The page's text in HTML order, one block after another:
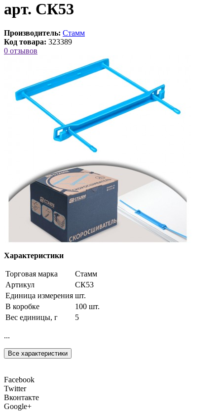
арт. СК53
Производитель: Стамм
Код товара: 323389
0 отзывов
Характеристики
Торговая марка
Стамм
Артикул
СК53
Единица измерения шт.
В коробке
100 шт.
Вес единицы, г
5
...
Все характеристики
Facebook
Twitter
Вконтакте
Google+